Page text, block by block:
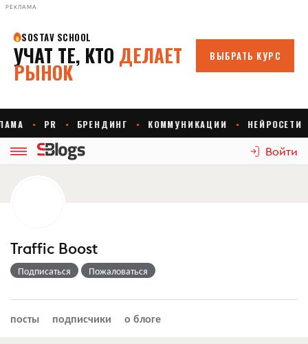
РЕКЛАМА
Войти
Traffic Boost
Подписаться Пожаловаться
посты подписчики о блоге